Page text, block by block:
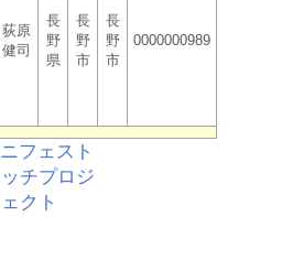
荻原
健司
長
野
県
長
野
市
長
野
市
0000000989